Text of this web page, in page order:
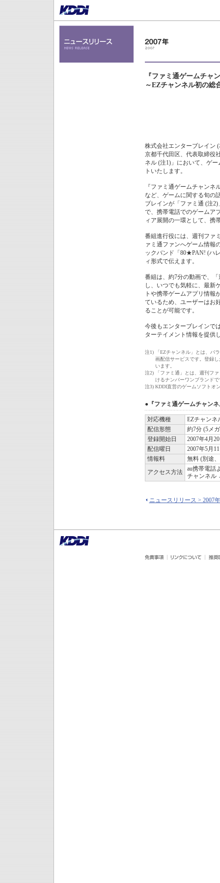
『ファミ通ゲームチャ
～EZチャンネル初の総
株式会社エンターブレイン
京都千代田区、代表取締役
ネル (注1)」において、ゲ
トいたします。
『ファミ通ゲームチャン
など、ゲームに関する旬の
ブレインが「ファミ通 (注
で、携帯電話でのゲームア
ィア展開の一環として、携
番組進行役には、週刊ファ
ァミ通ファンへゲーム情報
ックバンド「80★PAN! (ハ
ィ形式で伝えます。
番組は、約7分の動画で、
し、いつでも気軽に、最新
トや携帯ゲームアプリ情報
ているため、ユーザーはお
ることが可能です。
今後もエンターブレインで
ターテイメント情報を提供
注1)
「EZチャンネル」とは、バ
画配信サービスです。登録
います。
注2)
「ファミ通」とは、週刊フ
けるナンバーワンブランドで
注3) KDDI直営のゲームソフトオ
●『ファミ通ゲームチャン
対応機種
EZチャンネ
配信形態
約7分 (5メ
登録開始日
2007年4月
配信曜日
2007年5月
情報料
無料 (別途
アクセス方法
au携帯電話
チャンネル
ニュースリリース > 2007年